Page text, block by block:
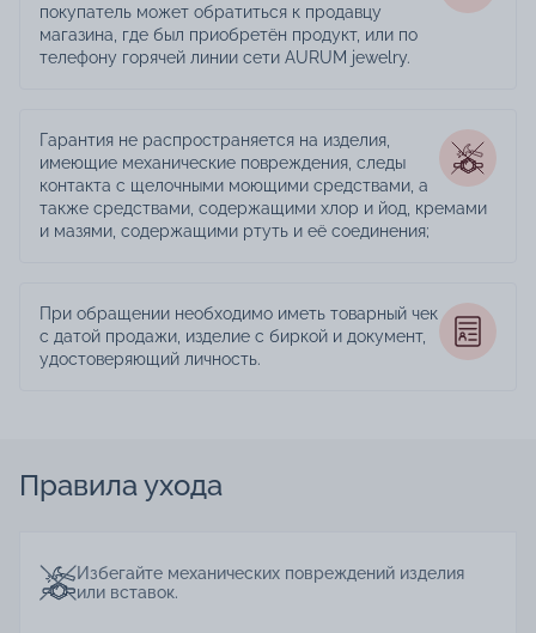
покупатель может обратиться к продавцу
магазина, где был приобретён продукт, или по
телефону горячей линии сети AURUM jewelry.
Гарантия не распространяется на изделия,
имеющие механические повреждения, следы
контакта с щелочными моющими средствами, а
также средствами, содержащими хлор и йод, кремами
и мазями, содержащими ртуть и её соединения;
При обращении необходимо иметь товарный чек
с датой продажи, изделие с биркой и документ,
удостоверяющий личность.
Правила ухода
Избегайте механических повреждений изделия
или вставок.